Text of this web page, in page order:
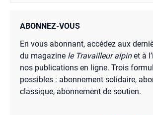
ABONNEZ-VOUS
En vous abonnant, accédez aux
du magazine le Travailleur alpinet à
nos publications en ligne. Trois
possibles : abonnement solidaire,
classique, abonnement de soutien.